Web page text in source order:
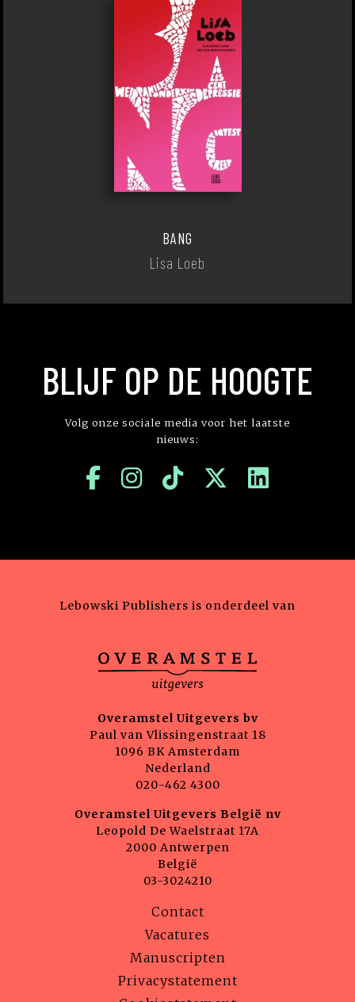
BANG
Lisa Loeb
BLIJF OP DE HOOGTE
Volg onze sociale media voor het laatste
nieuws:
Lebowski Publishers is onderdeel van
Overamstel Uitgevers bv
Paul van Vlissingenstraat 18
1096 BK Amsterdam
Nederland
020-462 4300
Overamstel Uitgevers België nv
Leopold De Waelstraat 17A
2000 Antwerpen
België
03-3024210
Contact
Vacatures
Manuscripten
Privacystatement